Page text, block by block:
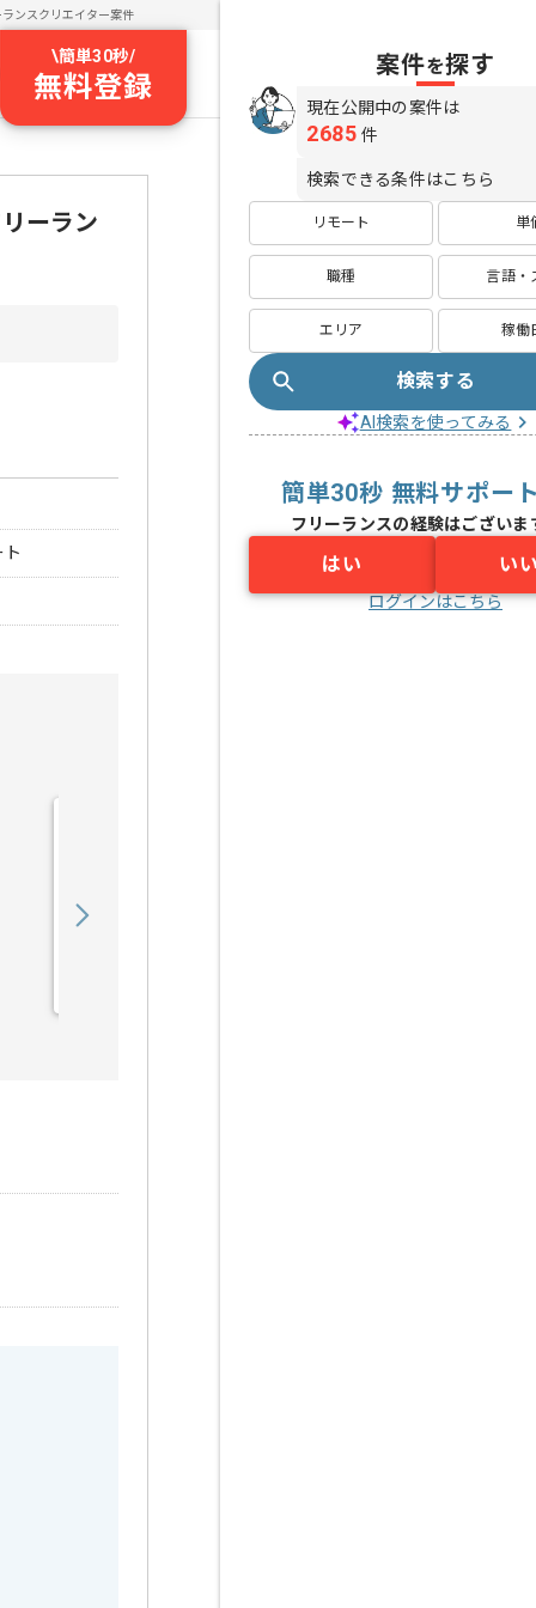
ランスクリエイター案件
\簡単30秒/
無料登録
ーラン
案件を探す
現在公開中の案件は
2685 件
検索できる条件はこちら
リモート 単
職種 言語・
エリア 稼働
検索する
AI検索を使ってみる
簡単30秒 無料サポー
フリーランスの経験はございま
はい い
ログインはこちら